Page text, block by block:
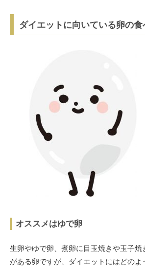
ダイエットに向いている卵の食
オススメはゆで卵
生卵やゆで卵、煮卵に目玉焼きや玉子焼
がある卵ですが、ダイエットにはどのよ